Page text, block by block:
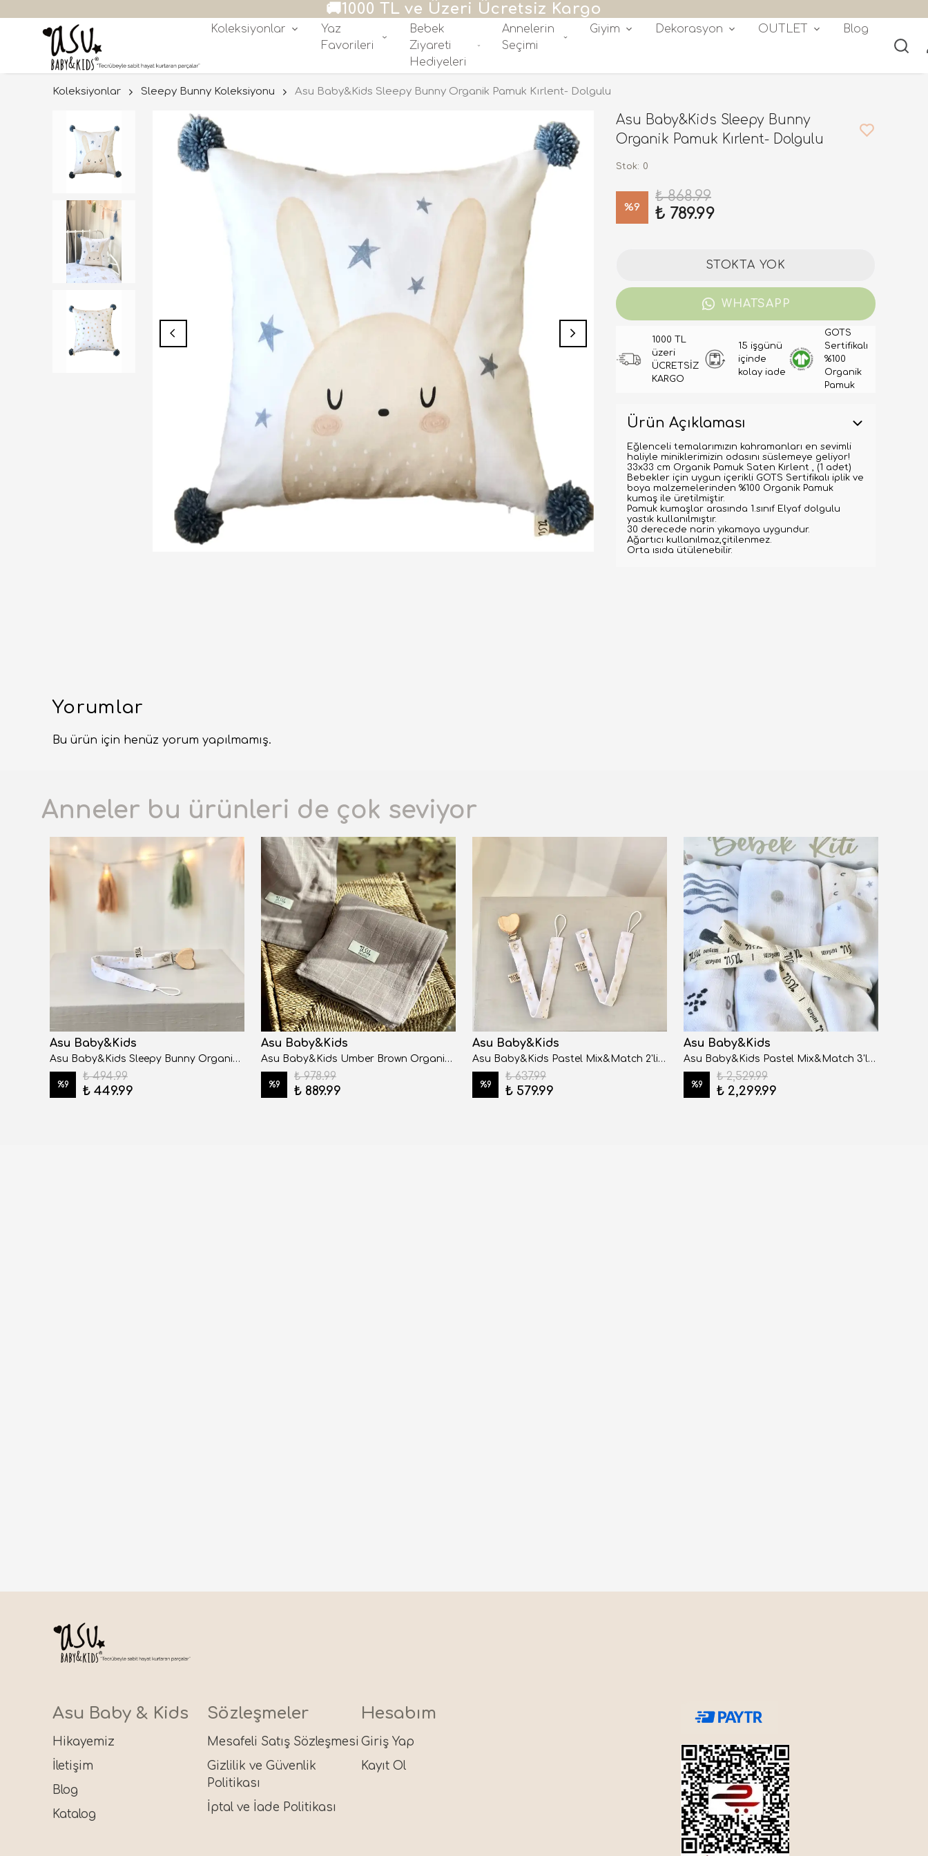
🎁3000TL üzeri alışverişlerde 500 TL hediye çeki!
Koleksiyonlar
Yaz
Favorileri
Bebek
Ziyareti
Hediyeleri
Annelerin
Seçimi
Giyim Dekorasyon OUTLET Blog
Koleksiyonlar Sleepy Bunny Koleksiyonu Asu Baby&Kids Sleepy Bunny Organik Pamuk Kırlent- Dolgulu
Asu Baby&Kids Sleepy Bunny
Organik Pamuk Kırlent- Dolgulu
Stok: 0
%9
₺ 868.99
₺ 789.99
STOKTA YOK
WHATSAPP
1000 TL
üzeri
ÜCRETSİZ
KARGO
15 işgünü
içinde
kolay iade
GOTS
Sertifikalı
%100
Organik
Pamuk
Ürün Açıklaması
Eğlenceli temalarımızın kahramanları en sevimli
haliyle miniklerimizin odasını süslemeye geliyor!
33x33 cm Organik Pamuk Saten Kırlent , (1 adet)
Bebekler için uygun içerikli GOTS Sertifikalı iplik ve
boya malzemelerinden %100 Organik Pamuk
kumaş ile üretilmiştir.
Pamuk kumaşlar arasında 1.sınıf Elyaf dolgulu
yastık kullanılmıştır.
30 derecede narin yıkamaya uygundur.
Ağartıcı kullanılmaz,çitilenmez.
Orta ısıda ütülenebilir.
Yorumlar
Bu ürün için henüz yorum yapılmamış.
Anneler bu ürünleri de çok seviyor
Asu Baby&Kids
Asu Baby&Kids Sleepy Bunny Organik Pamuk Emzik Askısı
%9
₺ 494.99
₺ 449.99
Asu Baby&Kids
Asu Baby&Kids Umber Brown Organik Pamuk Müslin
%9
₺ 978.99
₺ 889.99
Asu Baby&Kids
Asu Baby&Kids Pastel Mix&Match 2'li Organik Pamuk Emzik askısı Sleepy-Dot
%9
₺ 637.99
₺ 579.99
Asu Baby&Kids
Asu Baby&Kids Pastel Mix&Match 3'lü Organik Bambu Pamuk Müslin memphis-Dot-Sleepy
%9
₺ 2,529.99
₺ 2,299.99
Asu Baby & Kids
Hikayemiz
İletişim
Blog
Katalog
Sözleşmeler
Mesafeli Satış Sözleşmesi
Gizlilik ve Güvenlik
Politikası
İptal ve İade Politikası
Hesabım
Giriş Yap
Kayıt Ol